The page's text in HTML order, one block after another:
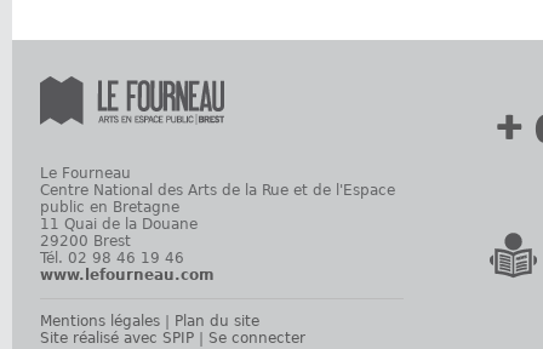
Le Fourneau
Centre National des Arts de la Rue et de l'Espace
public en Bretagne
11 Quai de la Douane
29200 Brest
Tél. 02 98 46 19 46
www.lefourneau.com
Mentions légales
Plan du site
Site réalisé avec SPIP
Se connecter
+